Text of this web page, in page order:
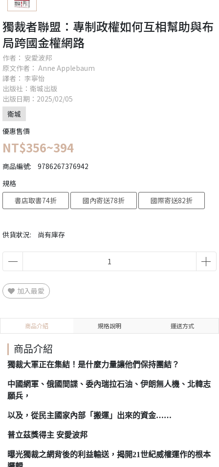
獨裁者聯盟：專制政權如何互相幫助與布
局跨國金權網路
作者： 安愛波邦
原文作者： Anne Applebaum
譯者： 李寧怡
出版社：衛城出版
出版日期：2025/02/05
衛城
優惠售價
NT$356~394
商品編號: 9786267376942
供貨狀況: 尚有庫存
規格
書店取書74折
國內寄送78折 國際寄送82折
加入最愛
商品介紹 規格說明 運送方式
商品介紹
獨裁大軍正在集結！是什麼力量讓他們保持團結？
中國網軍、俄國間諜、委內瑞拉石油、伊朗無人機、北韓志
願兵，
以及，從民主國家內部「搬運」出來的資金……
普立茲獎得主 安愛波邦
曝光獨裁之網背後的利益輸送，揭開21世紀威權運作的根本